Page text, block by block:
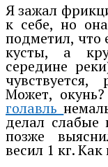
Я зажал
к себе, но
подметил, что
кусты, а
середине
Может,
голавль
делал слабые
позже
весил 1 кг.